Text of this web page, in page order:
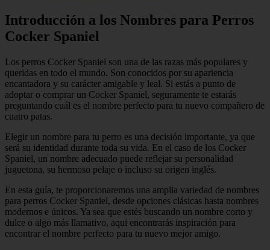
Introducción a los Nombres para Perros
Cocker Spaniel
Los perros Cocker Spaniel son una de las razas más populares y
queridas en todo el mundo. Son conocidos por su apariencia
encantadora y su carácter amigable y leal. Si estás a punto de
adoptar o comprar un Cocker Spaniel, seguramente te estarás
preguntando cuál es el nombre perfecto para tu nuevo compañero de
cuatro patas.
Elegir un nombre para tu perro es una decisión importante, ya que
será su identidad durante toda su vida. En el caso de los Cocker
Spaniel, un nombre adecuado puede reflejar su personalidad
juguetona, su hermoso pelaje o incluso su origen inglés.
En esta guía, te proporcionaremos una amplia variedad de nombres
para perros Cocker Spaniel, desde opciones clásicas hasta nombres
modernos e únicos. Ya sea que estés buscando un nombre corto y
dulce o algo más llamativo, aquí encontrarás inspiración para
encontrar el nombre perfecto para tu nuevo mejor amigo.